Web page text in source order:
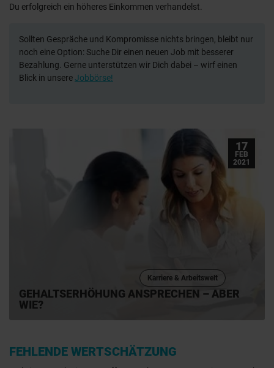
Du erfolgreich ein höheres Einkommen verhandelst.
Sollten Gespräche und Kompromisse nichts bringen, bleibt nur
noch eine Option: Suche Dir einen neuen Job mit besserer
Bezahlung. Gerne unterstützen wir Dich dabei – wirf einen
Blick in unsereJobbörse!
Karriere & Arbeitswelt
GEHALTSERHÖHUNG ANSPRECHEN – ABER
WIE?
17
FEB
2021
FEHLENDE WERTSCHÄTZUNG